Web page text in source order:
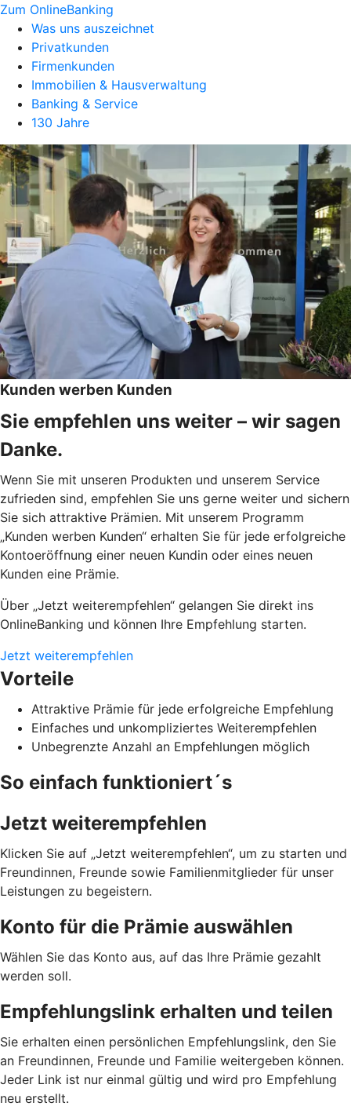
Zum OnlineBanking
Was uns auszeichnet
Privatkunden
Firmenkunden
Immobilien & Hausverwaltung
Banking & Service
130 Jahre
Kunden werben Kunden
Sie empfehlen uns weiter – wir sagen
Danke.
Wenn Sie mit unseren Produkten und unserem Service
zufrieden sind, empfehlen Sie uns gerne weiter und sichern
Sie sich attraktive Prämien. Mit unserem Programm
„Kunden werben Kunden“ erhalten Sie für jede erfolgreiche
Kontoeröffnung einer neuen Kundin oder eines neuen
Kunden eine Prämie.
Über „Jetzt weiterempfehlen“ gelangen Sie direkt ins
OnlineBanking und können Ihre Empfehlung starten.
Jetzt weiterempfehlen
Vorteile
Attraktive Prämie für jede erfolgreiche Empfehlung
Einfaches und unkompliziertes Weiterempfehlen
Unbegrenzte Anzahl an Empfehlungen möglich
So einfach funktioniert´s
Jetzt weiterempfehlen
Klicken Sie auf „Jetzt weiterempfehlen“, um zu starten und
Freundinnen, Freunde sowie Familienmitglieder für unser
Leistungen zu begeistern.
Konto für die Prämie auswählen
Wählen Sie das Konto aus, auf das Ihre Prämie gezahlt
werden soll.
Empfehlungslink erhalten und teilen
Sie erhalten einen persönlichen Empfehlungslink, den Sie
an Freundinnen, Freunde und Familie weitergeben können.
Jeder Link ist nur einmal gültig und wird pro Empfehlung
neu erstellt.